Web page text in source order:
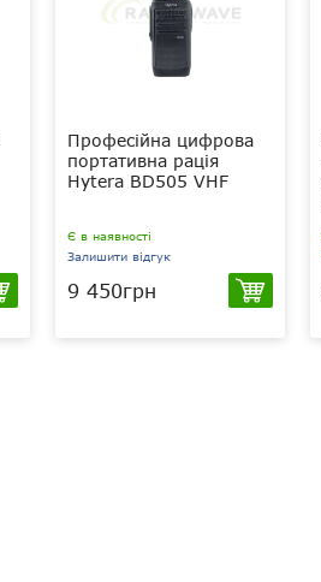
Професійна цифрова
портативна рація
Hytera BD505 VHF
Є в наявності
Залишити відгук
9 450грн